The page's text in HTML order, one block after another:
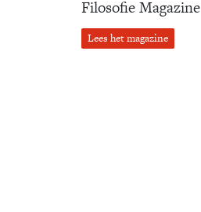
Filosofie Magazine
Lees het magazine